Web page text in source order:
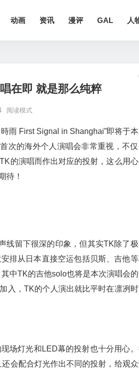
动画 资讯 漫评 GAL 人
在即 就是那么纯粹
阅读模式
雨 First Signal in Shanghai”即将于本
次的海外个人演唱会非常重视，不
的演唱而作出对应的投射，这么用
待！
线留下很深的印象，但其实TK除了
排从日本直接空运包括贝斯、吉他
中TK的吉他solo也将是本次演唱会
入，TK的个人演出就比平时在凛冽
场灯光和LED幕的投射也十分用心
会配合灯光作出不同的投射，给观